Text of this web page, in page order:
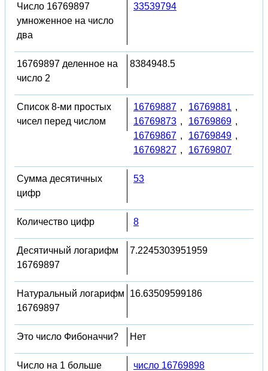
Число 16769897
умноженное на число
два
33539794
16769897 деленное на
число 2
8384948.5
Список 8-ми простых
чисел перед числом
16769887 , 16769881 ,
16769873 , 16769869 ,
16769867 , 16769849 ,
16769827 , 16769807
Сумма десятичных
цифр
53
Количество цифр 8
Десятичный логарифм
16769897
7.2245303951959
Натуральный логарифм
16769897
16.63509599186
Это число Фибоначчи? Нет
Число на 1 больше
число 16769898